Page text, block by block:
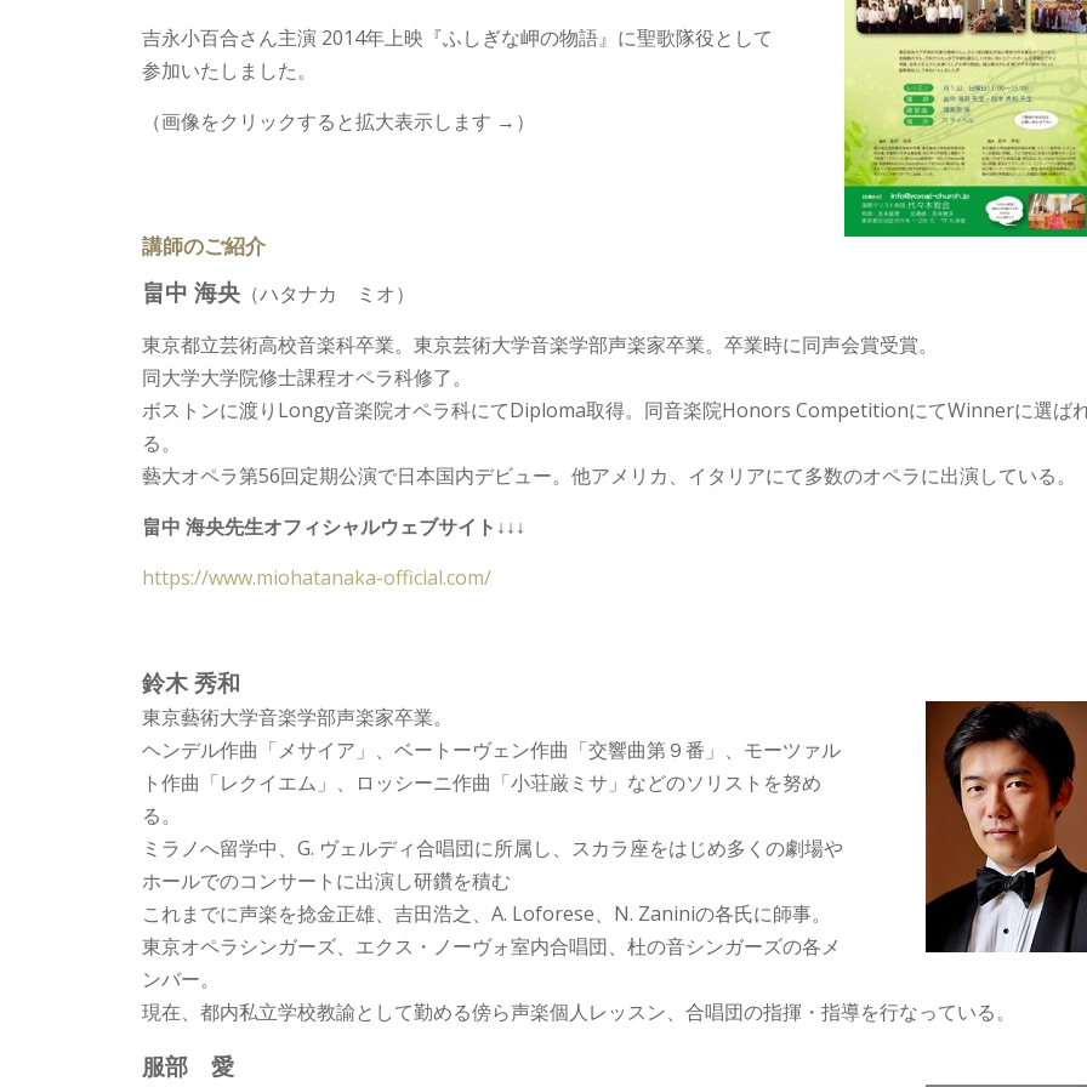
吉永小百合さん主演 2014年上映『ふしぎな岬の物語』に聖歌隊役として
参加いたしました。
（画像をクリックすると拡大表示します →）
講師のご紹介
畠中 海央 （ハタナカ ミオ）
東京都立芸術高校音楽科卒業。東京芸術大学音楽学部声楽家卒業。卒業時に同声会賞受賞。
同大学大学院修士課程オペラ科修了。
ボストンに渡りLongy音楽院オペラ科にてDiploma取得。同音楽院Honors CompetitionにてWinnerに選ば
る。
藝大オペラ第56回定期公演で日本国内デビュー。他アメリカ、イタリアにて多数のオペラに出演している。
畠中 海央先生オフィシャルウェブサイト↓↓↓
https://www.miohatanaka-official.com/
鈴木 秀和
東京藝術大学音楽学部声楽家卒業。
ヘンデル作曲「メサイア」、ベートーヴェン作曲「交響曲第９番」、モーツァル
ト作曲「レクイエム」、ロッシーニ作曲「小荘厳ミサ」などのソリストを努め
る。
ミラノへ留学中、G. ヴェルディ合唱団に所属し、スカラ座をはじめ多くの劇場や
ホールでのコンサートに出演し研鑽を積む
これまでに声楽を捻金正雄、吉田浩之、A. Loforese、N. Zaniniの各氏に師事。
東京オペラシンガーズ、エクス・ノーヴォ室内合唱団、杜の音シンガーズの各メ
ンバー。
現在、都内私立学校教諭として勤める傍ら声楽個人レッスン、合唱団の指揮・指導を行なっている。
服部 愛